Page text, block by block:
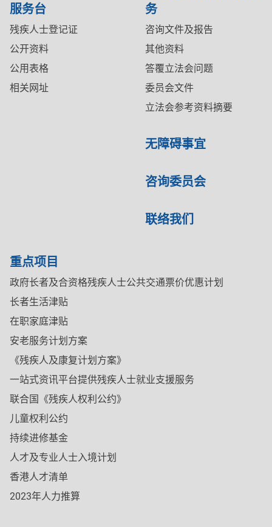
服务台
残疾人士登记证
公开资料
公用表格
相关网址
务
咨询文件及报告
其他资料
答覆立法会问题
委员会文件
立法会参考资料摘要
无障碍事宜
咨询委员会
联络我们
重点项目
政府长者及合资格残疾人士公共交通票价优惠计划
长者生活津贴
在职家庭津贴
安老服务计划方案
《残疾人及康复计划方案》
一站式资讯平台提供残疾人士就业支援服务
联合国《残疾人权利公约》
儿童权利公约
持续进修基金
人才及专业人士入境计划
香港人才清单
2023年人力推算